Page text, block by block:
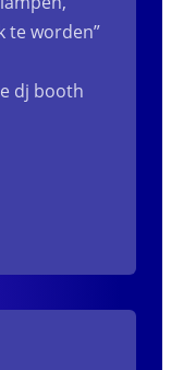
te worden”
dj booth